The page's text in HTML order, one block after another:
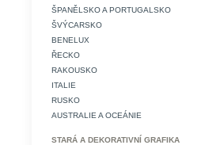
ŠPANĚLSKO A PORTUGALSKO
ŠVÝCARSKO
BENELUX
ŘECKO
RAKOUSKO
ITALIE
RUSKO
AUSTRALIE A OCEÁNIE
STARÁ A DEKORATIVNÍ GRAFIKA